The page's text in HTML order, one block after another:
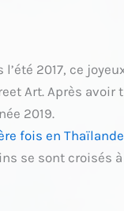
2017, ce
Art. Après
2019.
fois en Thaïlande
se sont croisés